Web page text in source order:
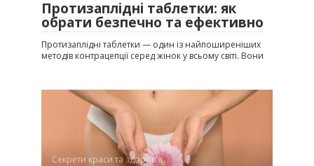
Протизаплідні таблетки: як
обрати безпечно та ефективно
Протизаплідні таблетки — один із найпоширеніших
методів контрацепції серед жінок у всьому світі. Вони
Секрети краси та здоров'я